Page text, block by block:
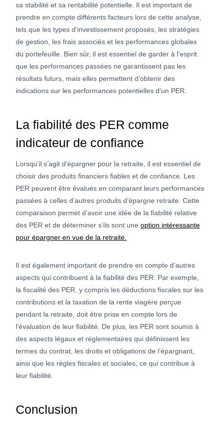
sa stabilité et sa rentabilité potentielle. Il est important de
prendre en compte différents facteurs lors de cette analyse,
tels que les types d’investissement proposés, les stratégies
de gestion, les frais associés et les performances globales
du portefeuille. Bien sûr, il est essentiel de garder à l’esprit
que les performances passées ne garantissent pas les
résultats futurs, mais elles permettent d’obtenir des
indications sur les performances potentielles d’un PER.
La fiabilité des PER comme
indicateur de confiance
Lorsqu’il s’agit d’épargner pour la retraite, il est essentiel de
choisir des produits financiers fiables et de confiance. Les
PER peuvent être évalués en comparant leurs performances
passées à celles d’autres produits d’épargne retraite. Cette
comparaison permet d’avoir une idée de la fiabilité relative
des PER et de déterminer s’ils sont une option intéressante
pour épargner en vue de la retraite.
Il est également important de prendre en compte d’autres
aspects qui contribuent à la fiabilité des PER. Par exemple,
la fiscalité des PER, y compris les déductions fiscales sur les
contributions et la taxation de la rente viagère perçue
pendant la retraite, doit être prise en compte lors de
l’évaluation de leur fiabilité. De plus, les PER sont soumis à
des aspects légaux et réglementaires qui définissent les
termes du contrat, les droits et obligations de l’épargnant,
ainsi que les règles fiscales et sociales, ce qui contribue à
leur fiabilité.
Conclusion